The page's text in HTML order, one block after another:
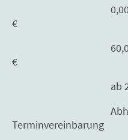
0,00 € -
€
60,00 € -
€
ab 250 €
Abholung
Terminvereinbarung